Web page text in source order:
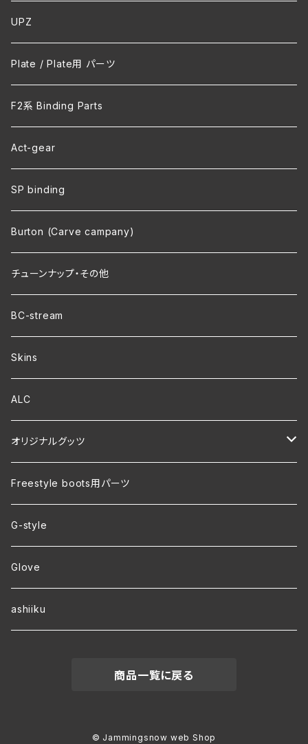
UPZ
Plate / Plate用 パーツ
F2系 Binding Parts
Act-gear
SP binding
Burton (Carve campany)
チューンナップ・その他
BC-stream
Skins
ALC
オリジナルグッツ
裏地付き オリジナルコーチジャケット
ver.2 毛玉が出来にくい・裏起毛 オリジナルパーカー
ver.1 速乾・裏起毛・サイズ豊富 オリジナルパーカー
ワラーチwebオーダー
Freestyle boots用パーツ
G-style
Glove
ashiiku
商品一覧に戻る
© Jammingsnow web Shop